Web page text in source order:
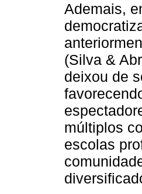
Ademais,
(Silva &
deixou de
múltiplos
escolas